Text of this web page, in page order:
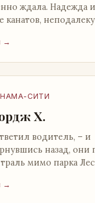
ждала. Надежда
канатов,
…
→
СИТИ
Х.
водитель, – и
назад, они
мимо парка
→